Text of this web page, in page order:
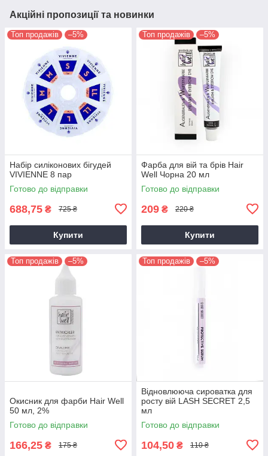
Акційні пропозиції та новинки
Топ продажів –5%
Набір силіконових бігудей
VIVIENNE 8 пар
Готово до відправки
688,75 ₴ 725 ₴
Купити
Топ продажів –5%
Фарба для вій та брів Hair
Well Чорна 20 мл
Готово до відправки
209 ₴ 220 ₴
Купити
Топ продажів –5%
Окисник для фарби Hair Well
50 мл, 2%
Готово до відправки
166,25 ₴ 175 ₴
Топ продажів –5%
Відновлююча сироватка для
росту вій LASH SECRET 2,5
мл
Готово до відправки
104,50 ₴ 110 ₴